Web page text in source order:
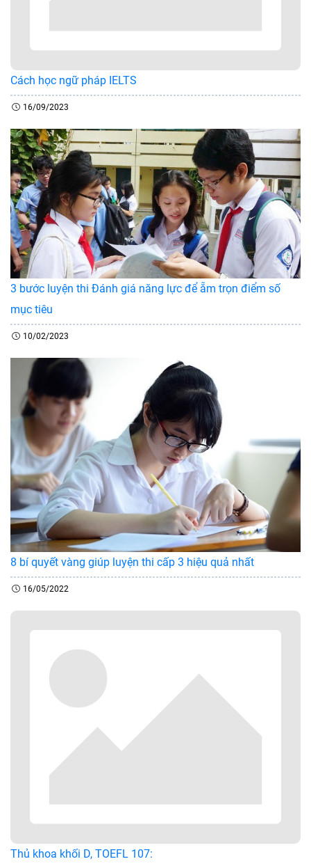
Cách học ngữ pháp IELTS
16/09/2023
3 bước luyện thi Đánh giá năng lực để ẵm trọn điểm số
mục tiêu
10/02/2023
8 bí quyết vàng giúp luyện thi cấp 3 hiệu quả nhất
16/05/2022
Thủ khoa khối D, TOEFL 107: